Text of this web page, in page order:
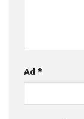
Ad *